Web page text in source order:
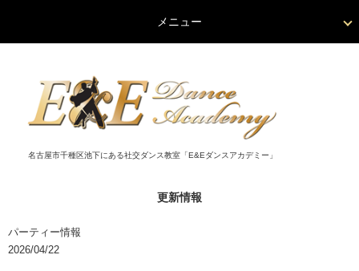
名古屋市千種区池下にある社交ダンス教室「E&Eダンスアカデミー」
更新情報
パーティー情報
2026/04/22
メニュー